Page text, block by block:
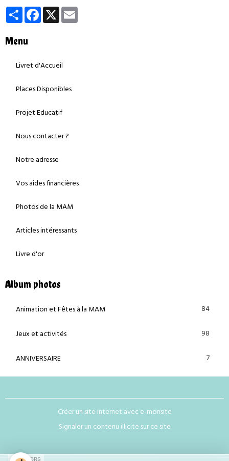
PartagerFacebook
X
Menu
Livret d'Accueil
Places Disponibles
Projet Educatif
Nous contacter ?
Notre adresse
Vos aides financières
Photos de la MAM
Articles intéressants
Livre d'or
Album photos
Animation et Fêtes à la MAM 84
Jeux et activités 98
ANNIVERSAIRE 7
Créer un site internet avec e-monsite
Signaler un contenu illicite sur ce site
SPONSORS